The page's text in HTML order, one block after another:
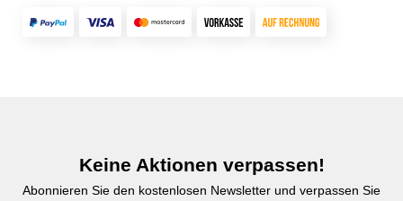
Keine Aktionen verpassen!
Abonnieren Sie den kostenlosen Newsletter und verpassen Sie